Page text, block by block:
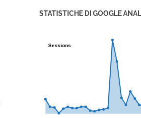
STATISTICHE DI GOOGLE
Sessions
Sessions